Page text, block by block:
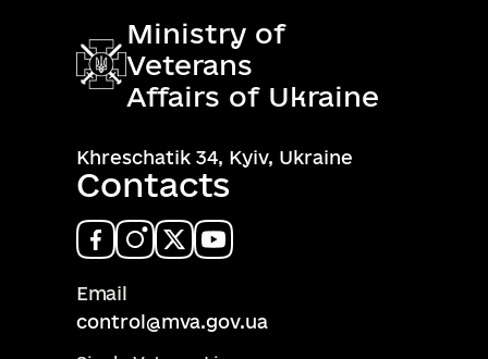
Ministry of
Veterans
Affairs of Ukraine
Khreschatik 34, Kyiv, Ukraine
Contacts
Email
control@mva.gov.ua